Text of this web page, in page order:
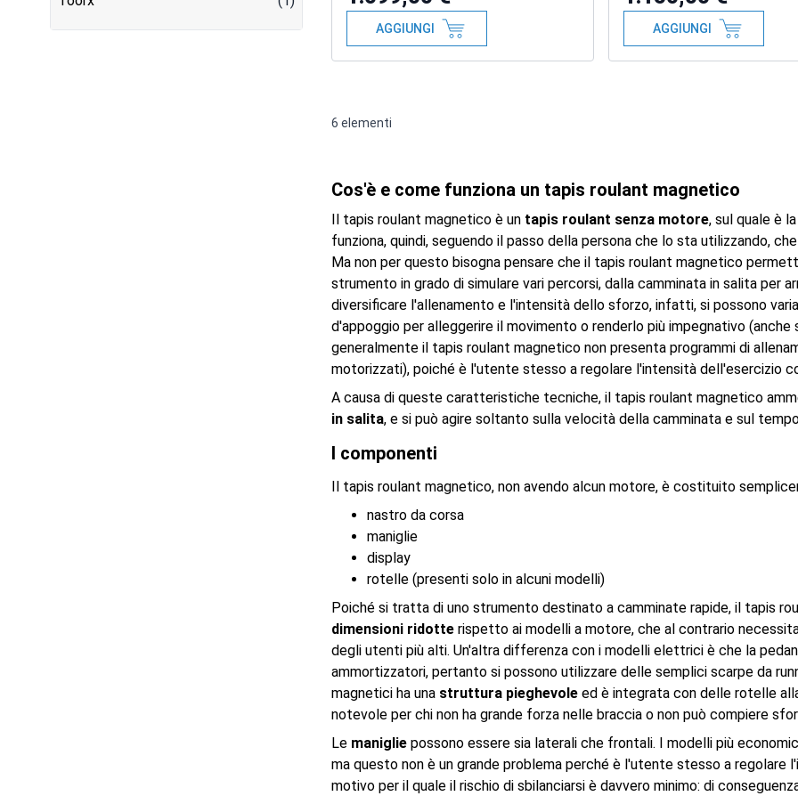
AGGIUNGI AGGIUNGI
6 elementi
Cos'è e come funziona un tapis roulant magnetico
Il tapis roulant magnetico è un tapis roulant senza motore, sul quale è
funziona, quindi, seguendo il passo della persona che lo sta utilizzando,
Ma non per questo bisogna pensare che il tapis roulant magnetico
strumento in grado di simulare vari percorsi, dalla camminata in salita per
diversificare l'allenamento e l'intensità dello sforzo, infatti, si possono
d'appoggio per alleggerire il movimento o renderlo più impegnativo
generalmente il tapis roulant magnetico non presenta programmi di
motorizzati), poiché è l'utente stesso a regolare l'intensità dell'esercizio
A causa di queste caratteristiche tecniche, il tapis roulant magnetico
in salita, e si può agire soltanto sulla velocità della camminata e sul
I componenti
Il tapis roulant magnetico, non avendo alcun motore, è costituito
nastro da corsa
maniglie
display
rotelle (presenti solo in alcuni modelli)
Poiché si tratta di uno strumento destinato a camminate rapide, il tapis
dimensioni ridotte rispetto ai modelli a motore, che al contrario
degli utenti più alti. Un'altra differenza con i modelli elettrici è che la
ammortizzatori, pertanto si possono utilizzare delle semplici scarpe da
magnetici ha una struttura pieghevole ed è integrata con delle rotelle
notevole per chi non ha grande forza nelle braccia o non può compiere
Le maniglie possono essere sia laterali che frontali. I modelli più
ma questo non è un grande problema perché è l'utente stesso a
motivo per il quale il rischio di sbilanciarsi è davvero minimo: di